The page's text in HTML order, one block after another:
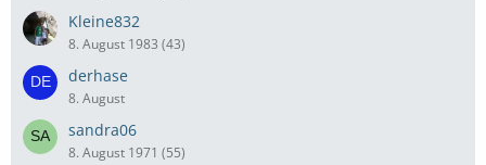
Kleine832
8. August 1983 (43)
derhase
8. August
sandra06
8. August 1971 (55)